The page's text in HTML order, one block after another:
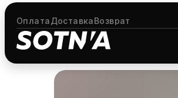
ОплатаДоставкаВозврат